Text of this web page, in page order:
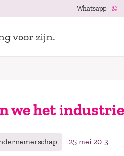
Whatsapp
voor zijn.
we het
25 mei 2013